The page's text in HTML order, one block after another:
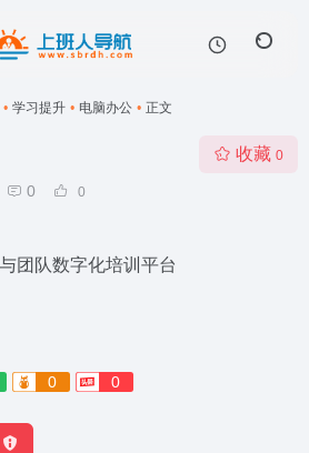
• 学习提升 • 电脑办公 • 正文
0 0
收藏 0
团队数字化培训平台
0 0